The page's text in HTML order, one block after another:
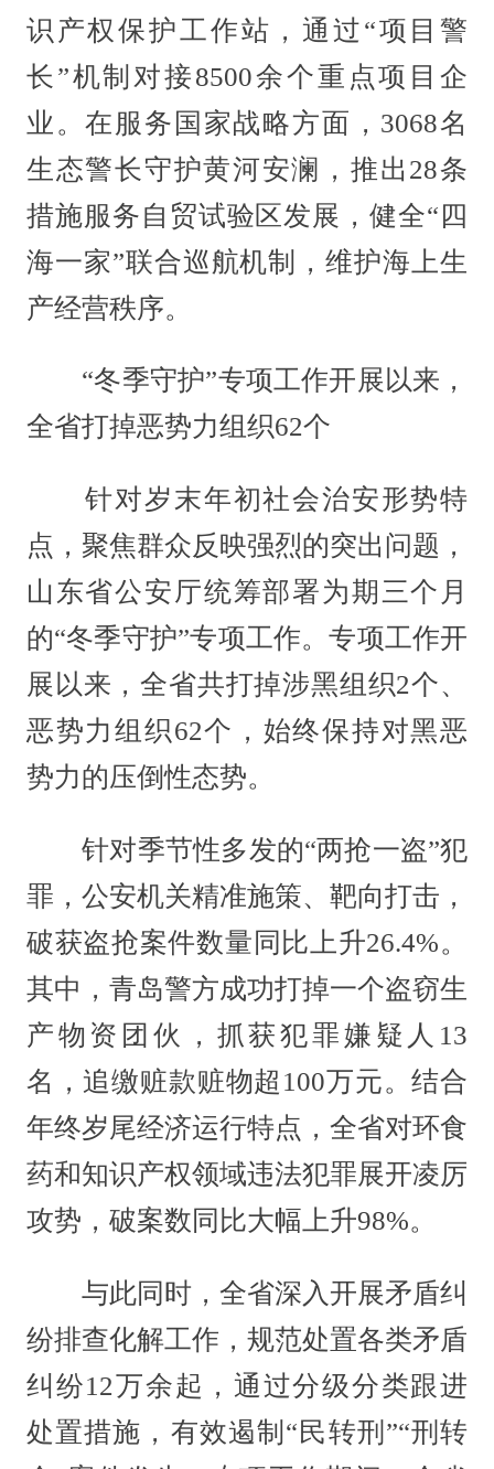
识产权保护工作站，通过“项目警
长”机制对接8500余个重点项目企
业。在服务国家战略方面，3068名
生态警长守护黄河安澜，推出28条
措施服务自贸试验区发展，健全“四
海一家”联合巡航机制，维护海上生
产经营秩序。
“冬季守护”专项工作开展以来，
全省打掉恶势力组织62个
针对岁末年初社会治安形势特
点，聚焦群众反映强烈的突出问题，
山东省公安厅统筹部署为期三个月
的“冬季守护”专项工作。专项工作开
展以来，全省共打掉涉黑组织2个、
恶势力组织62个，始终保持对黑恶
势力的压倒性态势。
针对季节性多发的“两抢一盗”犯
罪，公安机关精准施策、靶向打击，
破获盗抢案件数量同比上升26.4%。
其中，青岛警方成功打掉一个盗窃生
产物资团伙，抓获犯罪嫌疑人13
名，追缴赃款赃物超100万元。结合
年终岁尾经济运行特点，全省对环食
药和知识产权领域违法犯罪展开凌厉
攻势，破案数同比大幅上升98%。
与此同时，全省深入开展矛盾纠
纷排查化解工作，规范处置各类矛盾
纠纷12万余起，通过分级分类跟进
处置措施，有效遏制“民转刑”“刑转